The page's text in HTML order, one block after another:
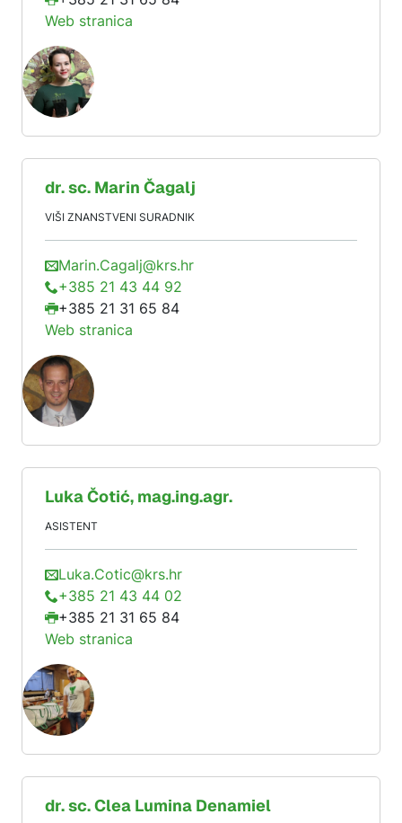
Web stranica
dr. sc. Marin Čagalj
VIŠI ZNANSTVENI SURADNIK
Marin.Cagalj@krs.hr
+385 21 43 44 92
+385 21 31 65 84
Web stranica
LukaČotić, mag.ing.agr.
ASISTENT
Luka.Cotic@krs.hr
+385 21 43 44 02
+385 21 31 65 84
Web stranica
dr. sc.Clea Lumina Denamiel